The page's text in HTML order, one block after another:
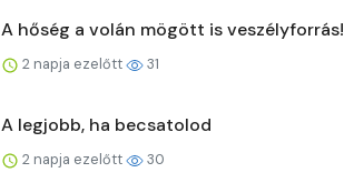
A hőség a volán mögött is veszélyforrás!
2 napja ezelőtt 31
A legjobb, ha becsatolod
2 napja ezelőtt 30